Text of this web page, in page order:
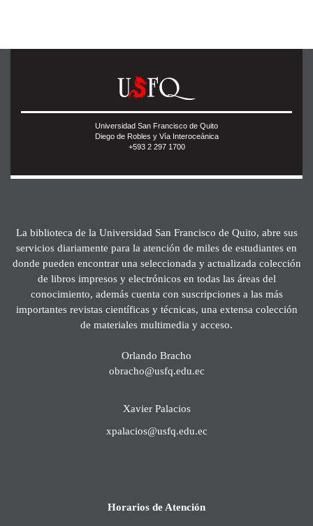
Universidad San Francisco de Quito
Diego de Robles y Vía Interoceánica
+593 2 297 1700
La biblioteca de la Universidad San Francisco de Quito, abre sus
servicios diariamente para la atención de miles de estudiantes en
donde pueden encontrar una seleccionada y actualizada colección
de libros impresos y electrónicos en todas las áreas del
conocimiento, además cuenta con suscripciones a las más
importantes revistas científicas y técnicas, una extensa colección
de materiales multimedia y acceso.
Orlando Bracho
obracho@usfq.edu.ec
Xavier Palacios
xpalacios@usfq.edu.ec
Horarios de Atención